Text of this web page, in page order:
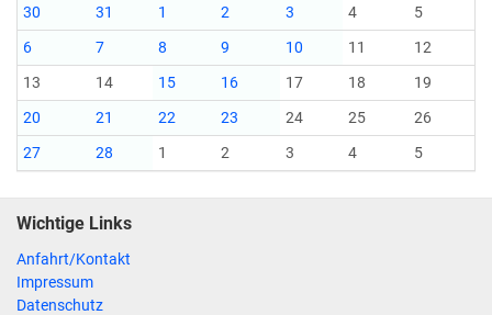
30
31 1 2 3 4
5
6
7 8 9 10 11
12
13
14 15 16 17 18
19
20
21 22 23 24 25
26
27
28 1 2 3 4 5
Wichtige Links
Anfahrt/Kontakt
Impressum
Datenschutz